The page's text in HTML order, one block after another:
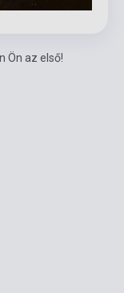
Ön az első!